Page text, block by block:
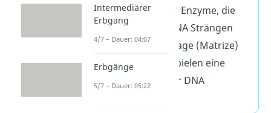
polymerases
) sind Enzyme, die
die Bildung von DNA Strängen
anhand einer Vorlage (Matrize)
katalysieren. Sie spielen eine
große Rolle bei der DNA
Intermediärer
Erbgang
4/7 – Dauer: 04:07
Erbgänge
5/7 – Dauer: 05:22